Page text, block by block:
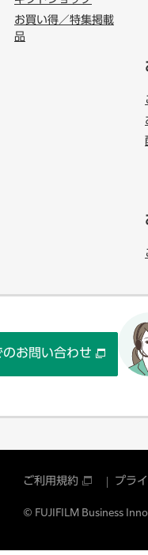
お買い得／特集掲載
品
お問い合わせ
ご利用規約 プラ
© FUJIFILM Business